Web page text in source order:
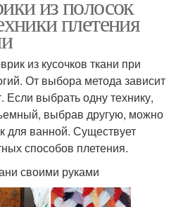
плетения
из кусочков ткани при
От выбора метода зависит
Если выбрать одну технику,
выбрав другую, можно
для ванной. Существует
способов плетения.
своими руками